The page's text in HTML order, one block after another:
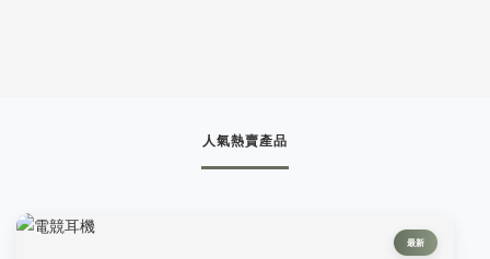
人氣熱賣產品
最新